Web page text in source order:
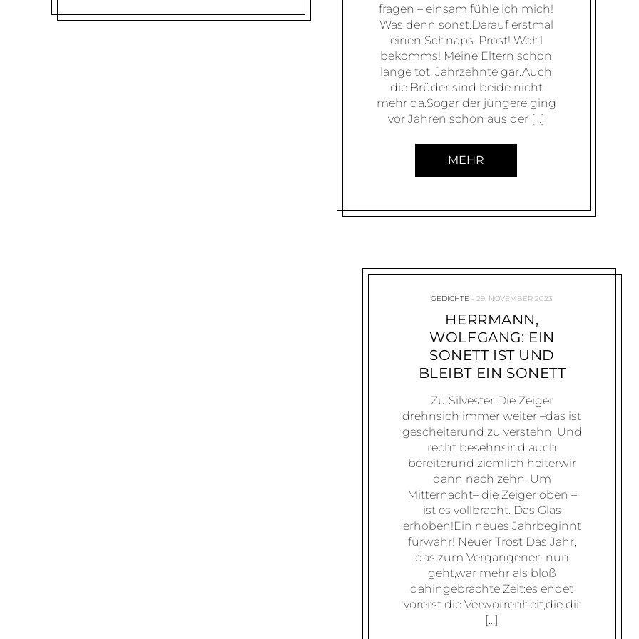
fragen – einsam fühle ich mich!
Was denn sonst.Darauf erstmal
einen Schnaps. Prost! Wohl
bekomms! Meine Eltern schon
lange tot, Jahrzehnte gar.Auch
die Brüder sind beide nicht
mehr da.Sogar der jüngere ging
vor Jahren schon aus der […]
MEHR
GEDICHTE 29. NOVEMBER 2023
HERRMANN,
WOLFGANG: EIN
SONETT IST UND
BLEIBT EIN SONETT
Zu Silvester Die Zeiger
drehnsich immer weiter –das ist
gescheiterund zu verstehn. Und
recht besehnsind auch
bereiterund ziemlich heiterwir
dann nach zehn. Um
Mitternacht– die Zeiger oben –
ist es vollbracht. Das Glas
erhoben!Ein neues Jahrbeginnt
fürwahr! Neuer Trost Das Jahr,
das zum Vergangenen nun
geht,war mehr als bloß
dahingebrachte Zeit:es endet
vorerst die Verworrenheit,die dir
[…]